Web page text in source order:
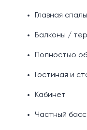
Главная
Балконы /
Полностью
Гостиная и
Кабинет
Частный